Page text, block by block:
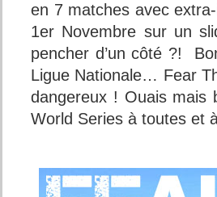
en 7 matches avec
1er Novembre sur un
pencher d’un côté ?!
Ligue Nationale… Fear
dangereux ! Ouais
World Series à toutes et